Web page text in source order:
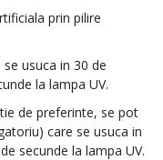
prin pilire
usuca in 30 de
la lampa UV.
de preferinte, se pot
care se usuca in
secunde la lampa UV.